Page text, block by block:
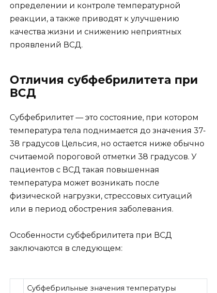
определении и контроле температурной
реакции, а также приводят к улучшению
качества жизни и снижению неприятных
проявлений ВСД.
Отличия субфебрилитета при
ВСД
Субфебрилитет — это состояние, при котором
температура тела поднимается до значения 37-
38 градусов Цельсия, но остается ниже обычно
считаемой пороговой отметки 38 градусов. У
пациентов с ВСД такая повышенная
температура может возникать после
физической нагрузки, стрессовых ситуаций
или в период обострения заболевания.
Особенности субфебрилитета при ВСД
заключаются в следующем:
Субфебрильные значения температуры